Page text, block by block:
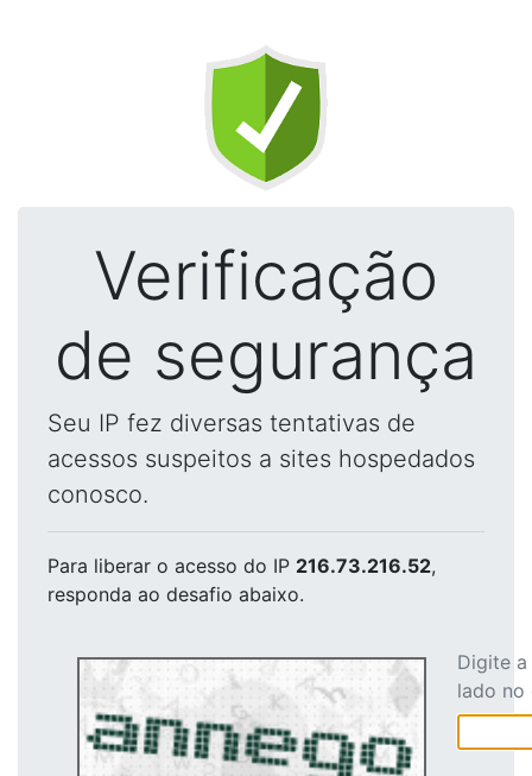
Verificação
de segurança
Seu IP fez diversas tentativas de
acessos suspeitos a sites hospedados
conosco.
Para liberar o acesso do IP 216.73.216.52,
responda ao desafio abaixo.
Digite
lado no